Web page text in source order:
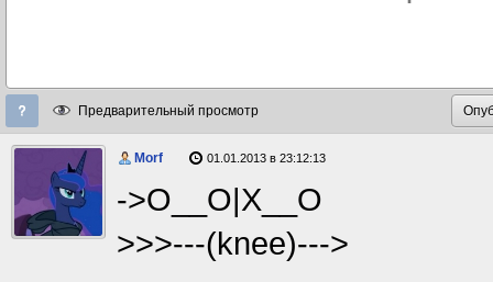
Предварительный просмотр
Morf 01.01.2013 в 23:12:13
->О__О|Х__О
>>>---(knee)--->